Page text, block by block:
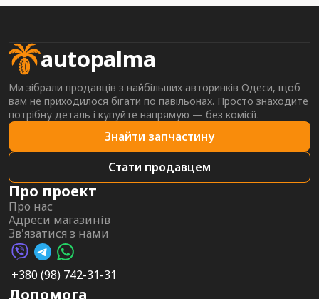
autopalma
Ми зібрали продавців з найбільших авторинків Одеси, щоб
вам не приходилося бігати по павільонах. Просто знаходите
потрібну деталь і купуйте напрямую — без комісії.
Знайти запчастину
Стати продавцем
Про проект
Про нас
Адреси магазинів
Зв'язатися з нами
Viber AutoPalma
Telegram AutoPalma
WhatsApp AutoPalma
+380 (98) 742-31-31
Допомога